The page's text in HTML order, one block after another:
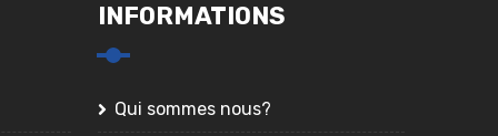
INFORMATIONS
Qui sommes nous?